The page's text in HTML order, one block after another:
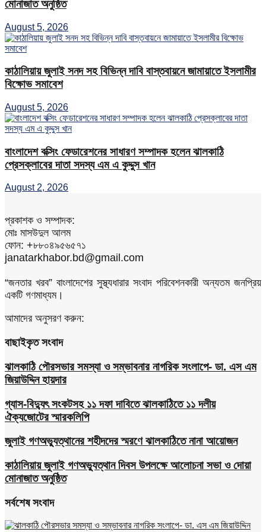
মোনাজাত অনুষ্ঠিত
August 5, 2026
কাঠালিয়ায় জুলাই সনদ সহ বিভিন্ন দাবি বাস্তবায়নে জামায়াতে ইসলামীর
বিক্ষোভ সমাবেশ
August 5, 2026
বাংলাদেশ বক্সিং ফেডারেশনের সাধারণ সম্পাদক হলেন ঝালকাঠি
প্রেসক্লাবের দাতা সদস্য এম এ কুদ্দুস খান
August 2, 2026
প্রকাশক ও সম্পাদক:
মোঃ মাসউদুল আলম
ফোন: +৮৮০৪৯৫৬৫৭১
janatarkhabor.bd@gmail.com
“জনতার খরব” বাংলাদেশের সুস্থ্যধারার সংবাদ পরিবেশনকারী অন্যতম জনপ্রিয়
একটি গণমাধ্যম।
আমাদের অনুসরণ করুন:
বাছাইকৃত সংবাদ
ঝালকাঠি পৌরসভার সমস্যা ও সম্ভাবনার নাগরিক সংলাপে- ডা. এস এম
জিয়াউদ্দিন হায়দার
গ্যাস-বিদ্যুৎ সংকটসহ ১১ দফা দাবিতে ঝালকাঠিতে ১১ দলীয়
ঐক্যজোটের স্মারকলিপি
জুলাই গণঅভ্যুত্থানের শহীদদের স্মরণে ঝালকাঠিতে নানা আয়োজন
কাঠালিয়ায় জুলাই গণঅভ্যুত্থান দিবস উপলক্ষে আলোচনা সভা ও দোয়া
মোনাজাত অনুষ্ঠিত
সর্বশেষ সংবাদ